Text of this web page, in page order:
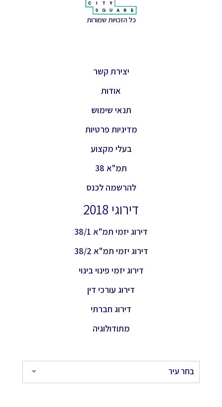
כל הזכויות שמורות
יצירת קשר
אודות
תנאי שימוש
מדיניות פרטיות
בעלי מקצוע
תמ"א 38
להרשמה לכנס
דירוגי 2018
דירוג יזמי תמ"א 38/1
דירוג יזמי תמ"א 38/2
דירוג יזמי פינוי בינוי
דירוג עורכי דין
דירוג חברתי
מתודולוגיה